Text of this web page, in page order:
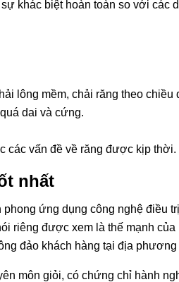
khác biệt hoàn toàn so với các
lông mềm, chải răng theo chiều
dai và cứng.
các vấn đề về răng được kịp thời.
nhất
ứng dụng công nghệ điều
riêng được xem là thế mạnh
đảo khách hàng tại địa phương
môn giỏi, có chứng chỉ hành